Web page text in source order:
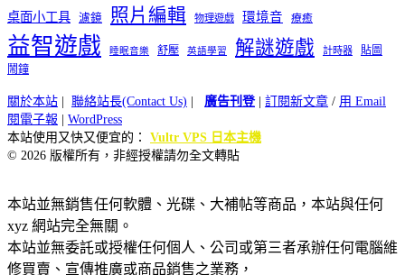
桌面小工具 濾鏡 照片編輯 物理遊戲 環境音 療癒
益智遊戲 睡眠音樂 舒壓 英語學習 解謎遊戲 計時器
貼圖
鬧鐘
關於本站 | 聯絡站長(Contact Us) | 廣告刊登| 訂閱新文章 / 用 Email
閱電子報 | WordPress
本站使用又快又便宜的： Vultr VPS 日本主機
© 2026 版權所有，非經授權請勿全文轉貼
本站並無銷售任何軟體、光碟、大補帖等商品，本站與任何
xyz 網站完全無關。
本站並無委託或授權任何個人、公司或第三者承辦任何電腦維
修買賣、宣傳推廣或商品銷售之業務，